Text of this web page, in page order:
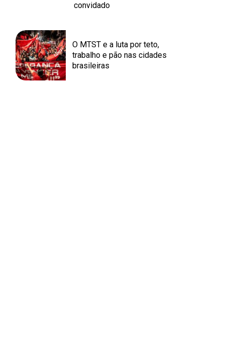
convidado
O MTST e a luta por teto,
trabalho e pão nas cidades
brasileiras